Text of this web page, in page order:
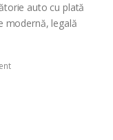
auto cu plată
modernă, legală